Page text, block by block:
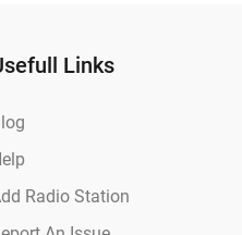
Links
Radio Station